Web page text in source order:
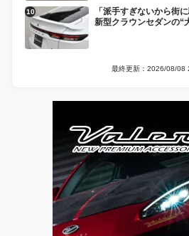
「派手すぎないから街
新型クラウンセダンの“
最終更新：2026/08/08